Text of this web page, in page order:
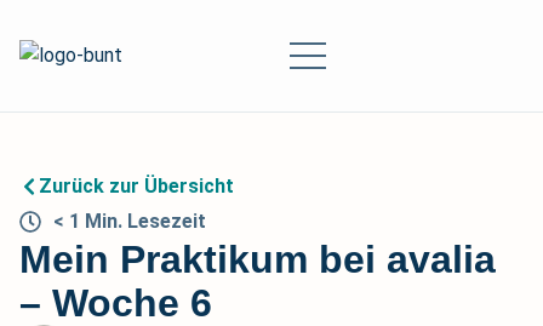
Zurück zur Übersicht
< 1 Min.Lesezeit
Mein Praktikum bei avalia
– Woche 6